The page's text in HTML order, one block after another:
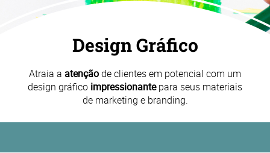
Design Gráfico
Atraia a atençãode clientes em potencial com um
design gráfico impressionantepara seus materiais
de marketing e branding.